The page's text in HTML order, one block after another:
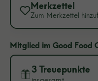
Merkzettel
Zum Merkzettel
Mitglied im Good Food
3 Treuepunkte